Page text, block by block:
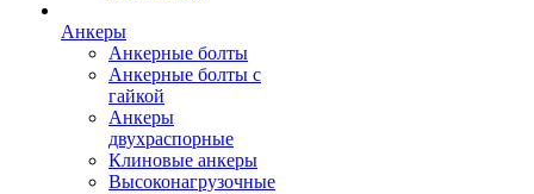
Анкеры
Анкерные болты
Анкерные болты с
гайкой
Анкеры
двухраспорные
Клиновые анкеры
Высоконагрузочные